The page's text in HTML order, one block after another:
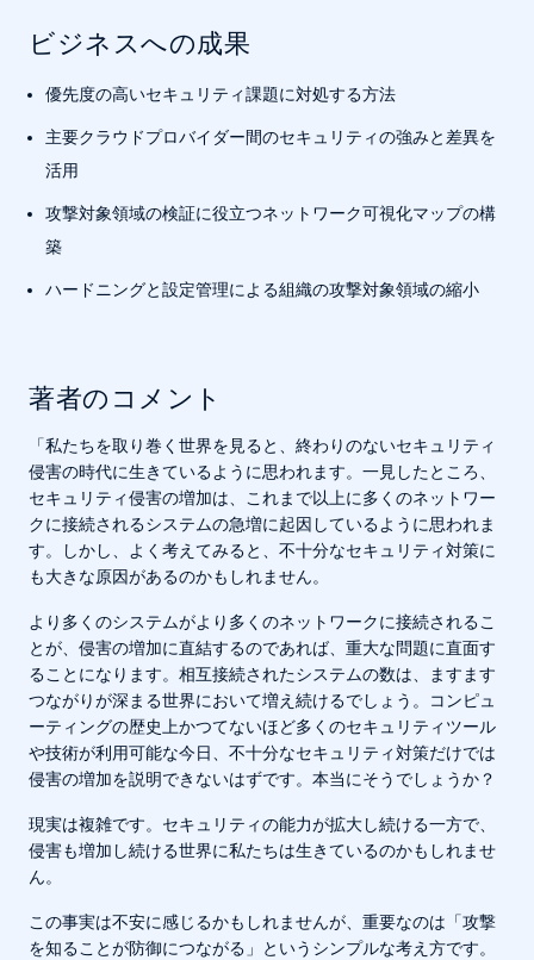
ビジネスへの成果
優先度の高いセキュリティ課題に対処する方法
主要クラウドプロバイダー間のセキュリティの強みと差異を
活用
攻撃対象領域の検証に役立つネットワーク可視化マップの構
築
ハードニングと設定管理による組織の攻撃対象領域の縮小
著者のコメント
「私たちを取り巻く世界を見ると、終わりのないセキュリティ
侵害の時代に生きているように思われます。一見したところ、
セキュリティ侵害の増加は、これまで以上に多くのネットワー
クに接続されるシステムの急増に起因しているように思われま
す。しかし、よく考えてみると、不十分なセキュリティ対策に
も大きな原因があるのかもしれません。
より多くのシステムがより多くのネットワークに接続されるこ
とが、侵害の増加に直結するのであれば、重大な問題に直面す
ることになります。相互接続されたシステムの数は、ますます
つながりが深まる世界において増え続けるでしょう。コンピュ
ーティングの歴史上かつてないほど多くのセキュリティツール
や技術が利用可能な今日、不十分なセキュリティ対策だけでは
侵害の増加を説明できないはずです。本当にそうでしょうか？
現実は複雑です。セキュリティの能力が拡大し続ける一方で、
侵害も増加し続ける世界に私たちは生きているのかもしれませ
ん。
この事実は不安に感じるかもしれませんが、重要なのは「攻撃
を知ることが防御につながる」というシンプルな考え方です。